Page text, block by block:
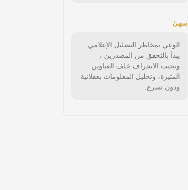
سهىٰ
الوعي بمخاطر التضليل الإعلامي
يبدأ بالتحقق من المصدرين ،
وتجنب الانجراف خلف العناوين
المثيرة، وتحليل المعلومات بعقلانية
ودون تسرع.